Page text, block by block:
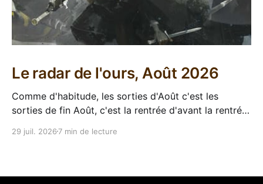
Le radar de l'ours, Août 2026
Comme d'habitude, les sorties d'Août c'est les
sorties de fin Août, c'est la rentrée d'avant la rentrée,
29 juil. 2026 7 min de lecture